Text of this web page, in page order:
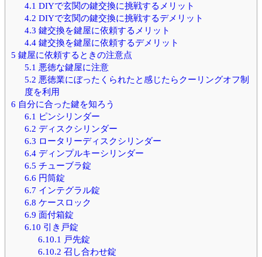
4.1 DIYで玄関の鍵交換に挑戦するメリット
4.2 DIYで玄関の鍵交換に挑戦するデメリット
4.3 鍵交換を鍵屋に依頼するメリット
4.4鍵交換を鍵屋に依頼するデメリット
5 鍵屋に依頼するときの注意点
5.1 悪徳な鍵屋に注意
5.2 悪徳業にぼったくられたと感じたらクーリングオフ制
度を利用
6 自分に合った鍵を知ろう
6.1 ピンシリンダー
6.2 ディスクシリンダー
6.3 ロータリーディスクシリンダー
6.4ディンプルキーシリンダー
6.5 チューブラ錠
6.6 円筒錠
6.7 インテグラル錠
6.8 ケースロック
6.9 面付箱錠
6.10 引き戸錠
6.10.1 戸先錠
6.10.2 召し合わせ錠